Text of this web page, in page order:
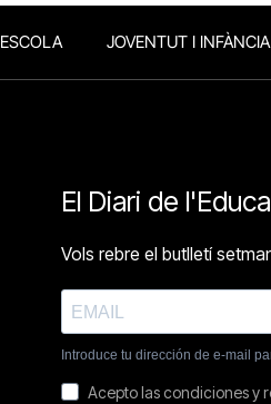
ESCOLA JOVENTUT I INFÀNCIA